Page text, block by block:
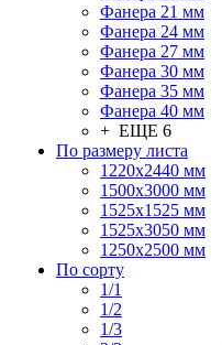
Фанера 21 мм
Фанера 24 мм
Фанера 27 мм
Фанера 30 мм
Фанера 35 мм
Фанера 40 мм
+ ЕЩЕ 6
По размеру листа
1220х2440 мм
1500х3000 мм
1525x1525 мм
1525х3050 мм
1250х2500 мм
По сорту
1/1
1/2
1/3